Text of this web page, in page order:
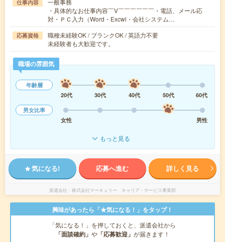
仕事内容
一般事務
・具体的なお仕事内容￣V￣￣￣￣￣￣・電話、メール応
対・ＰＣ入力（Word・Excwl・会社システム…
応募資格
職種未経験OK / ブランクOK / 英語力不要
未経験者も大歓迎です。
職場の雰囲気
年齢層
20代
30代 40代 50代
60代
男女比率
女性
男性
もっと見る
気になる! 応募へ進む 詳しく見る
派遣会社 株式会社マーキュリー キャリア・サービス事業部
興味があったら「★気になる！」をタップ！
「気になる！」を押しておくと、派遣会社から
「面談確約」 や 「応募歓迎」 が届きます！